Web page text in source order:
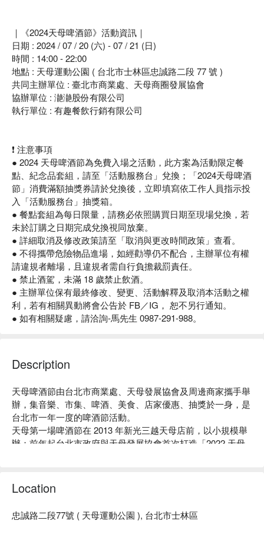
｜《2024天母啤酒節》活動資訊｜
日期 : 2024 / 07 / 20 (六) - 07 / 21 (日)
時間 : 14:00 - 22:00
地點 : 天母運動公園 ( 台北市士林區忠誠路二段 77 號 )
共同主辦單位 : 臺北市商業處、天母商圈發展協會
協辦單位 : 濪濪股份有限公司
執行單位 : 有趣餐飲行銷有限公司
❗️ 注意事項
● 2024 天母啤酒節為免費入場之活動，此方案為活動限定餐
點、紀念品套組，請至「活動服務台」兌換；「2024天母啤酒
節」消費滿額抽獎券請於兌換後，立即填寫依工作人員指示投
入「活動服務台」抽獎箱。
● 餐點套組為每日限量，請務必依照購買日期至現場兌換，若
未於訂購之日期完成兌換視同放棄。
● 詳細取消及修改政策請至「取消與更改時間政策」查看。
● 不得攜帶危險物品進場，如經勸導仍不配合，主辦單位有權
請違規者離場，且違規者需自行負擔裁罰責任。
● 禁止酒駕，未滿 18 歲禁止飲酒。
● 主辦單位保有最終修改、變更、活動解釋及取消本活動之權
利，若有相關異動將會公告於 FB／IG， 恕不另行通知。
● 如有相關疑慮，請洽詢-馬先生 0987-291-988。
Description
天母啤酒節由台北市商業處、天母發展協會及周邊商家攜手舉
辦，集音樂、市集、啤酒、美食、店家優惠、抽獎於一身，是
台北市一年一度的啤酒節活動。
天母第一場啤酒節在 2013 年新光三越天母店前，以小規模舉
辦；前年起台北市政府與天母發展協會首次打造「2022 天母
演、抽獎活動、串聯 100 間以上商圈店家推行優惠外，也帶來
天母味特色料理，打造更多驚喜和體驗互動。
Location
忠誠路二段77號 ( 天母運動公園 ), 台北市士林區